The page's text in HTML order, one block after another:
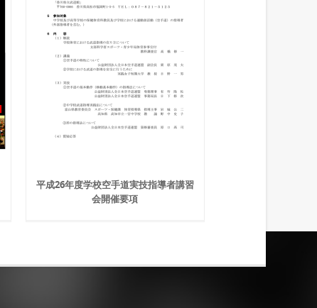
平成26年度学校空手道実技指導者講習
会開催要項